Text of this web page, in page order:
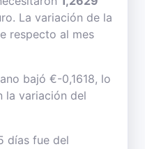
La variación de la
respecto al mes
bajó €-0,1618, lo
la variación del
días fue del